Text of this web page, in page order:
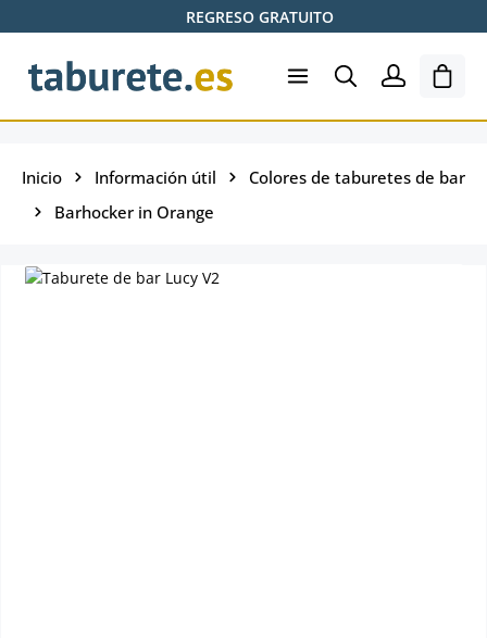
Saltar al contenido principalREGRESO GRATUITO
El
Inicio Información útil
Colores de taburetes de bar
Barhocker in Orange